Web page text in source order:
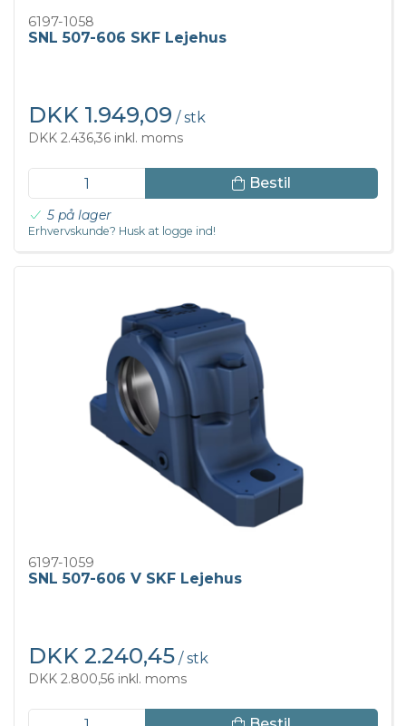
6197-1058
SNL 507-606 SKF Lejehus
DKK 1.949,09 / stk
DKK 2.436,36 inkl. moms
Bestil
5 på lager
Erhvervskunde? Husk at logge ind!
6197-1059
SNL 507-606 V SKF Lejehus
DKK 2.240,45 / stk
DKK 2.800,56 inkl. moms